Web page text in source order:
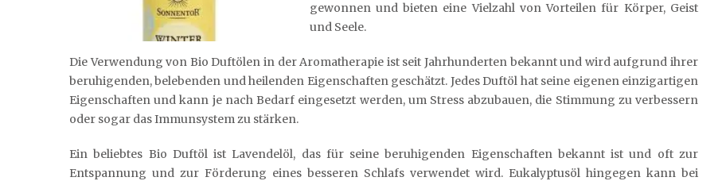
gewonnen und bieten eine Vielzahl von Vorteilen für Körper, Geist
und Seele.
Die Verwendung von Bio Duftölen in der Aromatherapie ist seit Jahrhunderten bekannt und wird aufgrund ihrer
beruhigenden, belebenden und heilenden Eigenschaften geschätzt. Jedes Duftöl hat seine eigenen einzigartigen
Eigenschaften und kann je nach Bedarf eingesetzt werden, um Stress abzubauen, die Stimmung zu verbessern
oder sogar das Immunsystem zu stärken.
Ein beliebtes Bio Duftöl ist Lavendelöl, das für seine beruhigenden Eigenschaften bekannt ist und oft zur
Entspannung und zur Förderung eines besseren Schlafs verwendet wird. Eukalyptusöl hingegen kann bei